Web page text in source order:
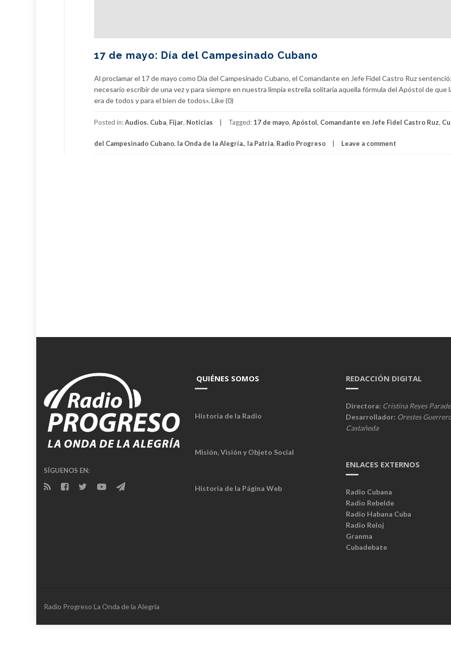
17 de mayo: Día del Campesinado Cubano
Al proclamar el 17 de mayo como Día del Campesinado Cubano, el Comandante en Jefe Fidel Castro Ruz
necesario escribir de una vez y para siempre en nuestra limpia estrella solitaria aquella fórmula del Apóstol de que
era de todos y para el bien de todos». Like (0)
Posted in:Audios, Cuba, Fijar, Noticias Tagged: 17 de mayo, Apóstol, Comandante en Jefe Fidel Castro Ruz,
del Campesinado Cubano, la Onda de la Alegría., la Patria, Radio Progreso Leave a comment
SÍGUENOS EN:
QUIÉNES SOMOS
Historia de la Radio
Misión, Visión y Objeto Social
Historia de la Página Web
REDACCIÓN DIGITAL
Directora: Cristina Reyes
Desarrollador: Orestes
Castañeda
ENLACES EXTERNOS
Radio Cubana
Radio Rebelde
Radio Habana Cuba
Radio Reloj
Granma
Cubadebate
Radio Progreso La Onda de la Alegría